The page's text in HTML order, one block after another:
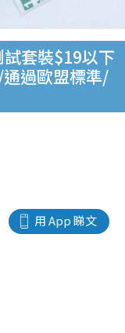
試套裝$19以下
過歐盟標準/
用 App 睇文